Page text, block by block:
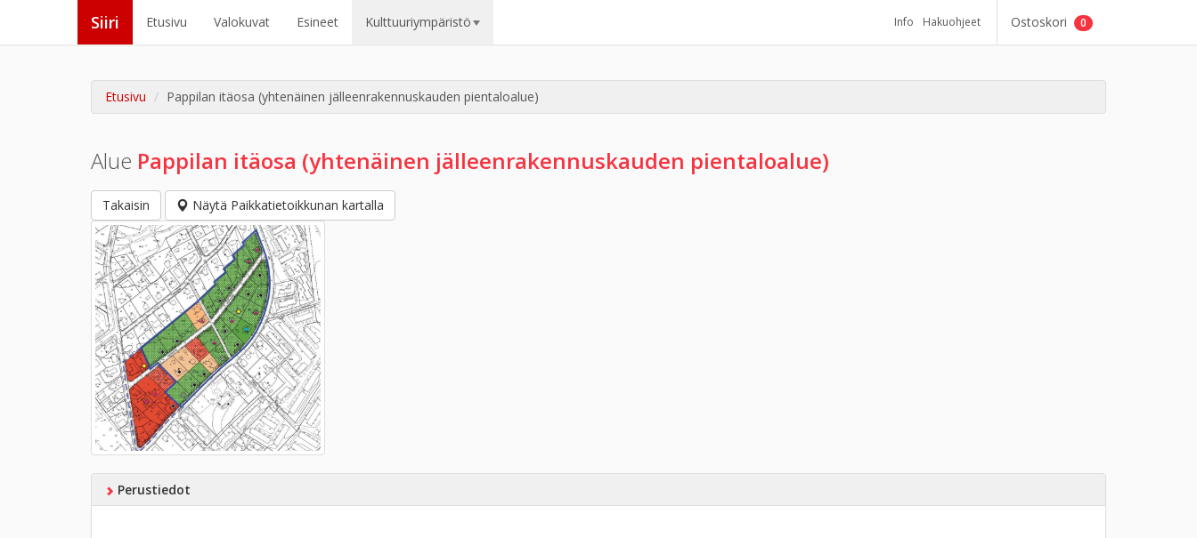
Siiri Etusivu Valokuvat Esineet Kulttuuriympäristö Info Hakuohjeet Ostoskori 0
Etusivu Pappilan itäosa (yhtenäinen jälleenrakennuskauden pientaloalue)
Alue Pappilan itäosa (yhtenäinen jälleenrakennuskauden pientaloalue)
Takaisin Näytä Paikkatietoikkunan kartalla
Perustiedot